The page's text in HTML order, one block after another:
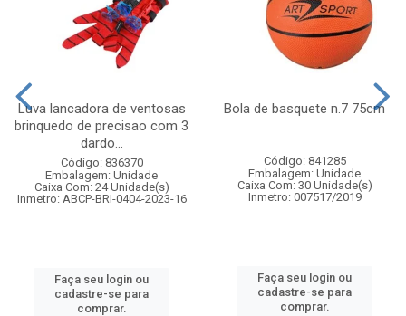
Luva lancadora de ventosas
brinquedo de precisao com 3
dardo...
Código: 836370
Embalagem: Unidade
Caixa Com: 24 Unidade(s)
Inmetro: ABCP-BRI-0404-2023-16
Faça seu login ou
cadastre-se para
comprar.
Bola de basquete n.7 75cm
Código: 841285
Embalagem: Unidade
Caixa Com: 30 Unidade(s)
Inmetro: 007517/2019
Faça seu login ou
cadastre-se para
comprar.